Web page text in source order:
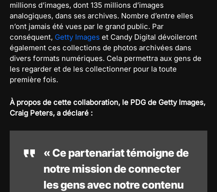
millions d’images, dont 135 millions d’images
analogiques, dans ses archives. Nombre d’entre elles
n’ont jamais été vues par le grand public. Par
conséquent, Getty Images et Candy Digital dévoileront
également ces collections de photos archivées dans
divers formats numériques. Cela permettra aux gens de
les regarder et de les collectionner pour la toute
première fois.
À propos de cette collaboration, le PDG de Getty Images,
Craig Peters, a déclaré :
« Ce partenariat témoigne de
notre mission de connecter
les gens avec notre contenu